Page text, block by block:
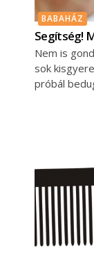
BABAHÁZ
Segítség!
Nem is
sok
próbál